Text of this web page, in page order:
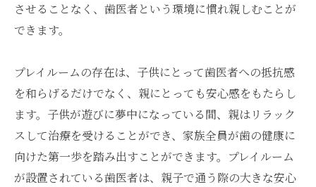
させることなく、歯医者という環境に慣れ親しむことが
できます。
プレイルームの存在は、子供にとって歯医者への抵抗感
を和らげるだけでなく、親にとっても安心感をもたらし
ます。子供が遊びに夢中になっている間、親はリラック
スして治療を受けることができ、家族全員が歯の健康に
向けた第一歩を踏み出すことができます。プレイルーム
が設置されている歯医者は、親子で通う際の大きな安心